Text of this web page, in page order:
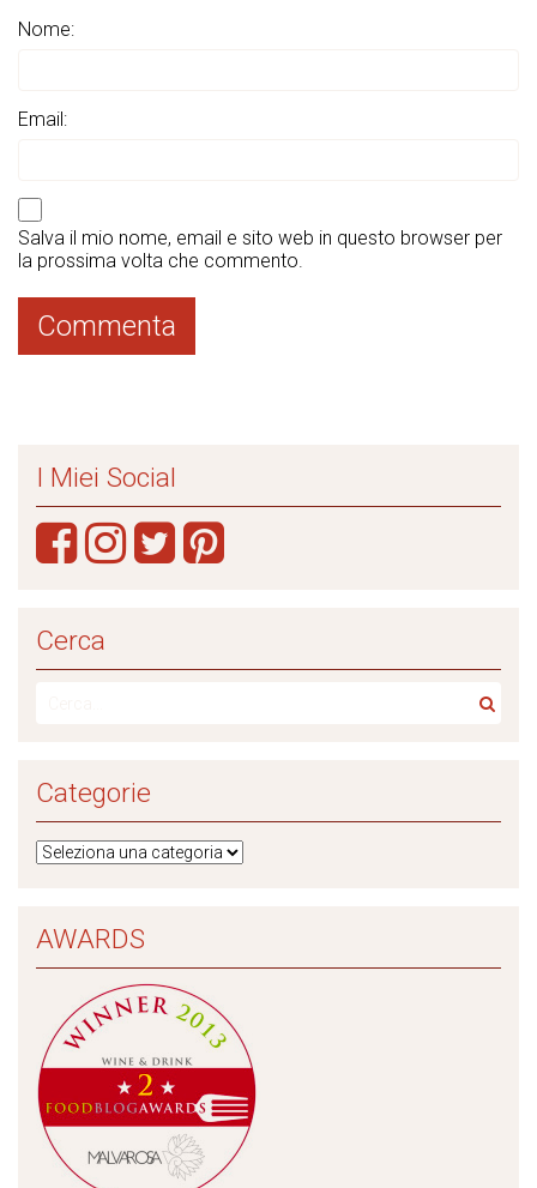
Nome:
Email:
Salva il mio nome, email e sito web in questo browser per
la prossima volta che commento.
I Miei Social
Cerca
Categorie
AWARDS